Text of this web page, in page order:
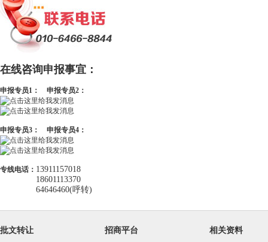
在线咨询申报事宜：
申报专员1： 申报专员2：
申报专员3： 申报专员4：
专线电话： 13911157018
18601113370
64646460(呼转)
批文转让 招商平台 相关资料